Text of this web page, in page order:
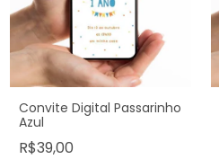
Convite Digital Passarinho
Azul
R$39,00